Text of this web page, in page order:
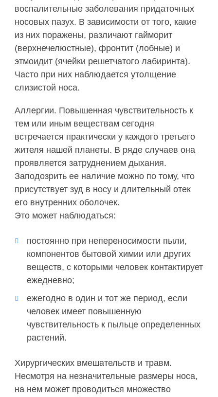
воспалительные заболевания придаточных
носовых пазух. В зависимости от того, какие
из них поражены, различают гайморит
(верхнечелюстные), фронтит (лобные) и
этмоидит (ячейки решетчатого лабиринта).
Часто при них наблюдается утолщение
слизистой носа.
Аллергии. Повышенная чувствительность к
тем или иным веществам сегодня
встречается практически у каждого третьего
жителя нашей планеты. В ряде случаев она
проявляется затруднением дыхания.
Заподозрить ее наличие можно по тому, что
присутствует зуд в носу и длительный отек
его внутренних оболочек.
Это может наблюдаться:
постоянно при непереносимости пыли,
компонентов бытовой химии или других
веществ, с которыми человек контактирует
ежедневно;
ежегодно в один и тот же период, если
человек имеет повышенную
чувствительность к пыльце определенных
растений.
Хирургических вмешательств и травм.
Несмотря на незначительные размеры носа,
на нем может проводиться множество